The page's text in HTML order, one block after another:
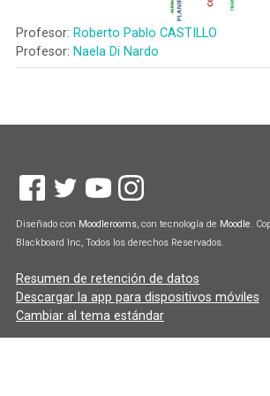
Profesor: Roberto Pablo CASTILLO
Profesor: Naela Di Nardo
Diseñado con Moodlerooms, con tecnología de Moodle.
Blackboard Inc, Todos los derechos Reservados.
Resumen de retención de datos
Descargar la app para dispositivos móviles
Cambiar al tema estándar